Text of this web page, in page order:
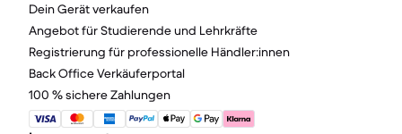
Dein Gerät verkaufen
Angebot für Studierende und Lehrkräfte
Registrierung für professionelle Händler:innen
Back Office Verkäuferportal
100 % sichere Zahlungen